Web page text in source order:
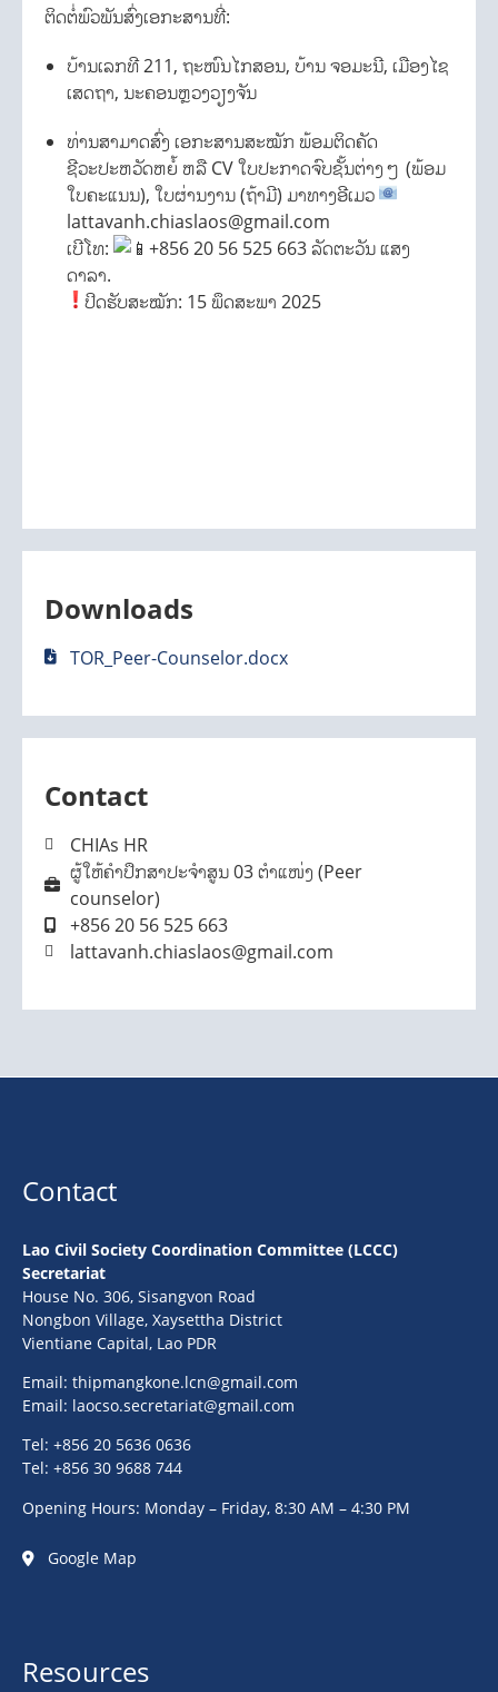
ຕິດຕໍ່ພົວພັນສົ່ງເອກະສານທີ່:
ບ້ານເລກທີ 211, ຖະໜົນໄກສອນ, ບ້ານ ຈອມະນີ, ເມືອງໄຊ
ເສດຖາ, ນະຄອນຫຼວງວຽງຈັນ
ທ່ານສາມາດສົ່ງ ເອກະສານສະໝັກ ພ້ອມຕິດຄັດ
ຊີວະປະຫວັດຫຍໍ້ ຫລື CV ໃບປະກາດຈົບຊັ້ນຕ່າງໆ (ພ້ອມ
ໃບຄະແນນ), ໃບຜ່ານງານ (ຖ້າມີ) ມາທາງອີເມວ
lattavanh.chiaslaos@gmail.com
ເບີໂທ:
+856 20 56 525 663 ລັດຕະວັນ ແສງ
ດາລາ.
ປິດຮັບສະໝັກ: 15 ພຶດສະພາ 2025
Downloads
TOR_Peer-Counselor.docx
Contact
CHIAs HR
ຜູ້ໃຫ້ຄໍາປຶກສາປະຈໍາສູນ 03 ຕໍາແໜ່ງ (Peer
counselor)
+856 20 56 525 663
lattavanh.chiaslaos@gmail.com
Contact
Lao Civil Society Coordination Committee (LCCC)
Secretariat
House No. 306, Sisangvon Road
Nongbon Village, Xaysettha District
Vientiane Capital, Lao PDR
Email: thipmangkone.lcn@gmail.com
Email: laocso.secretariat@gmail.com
Tel: +856 20 5636 0636
Tel: +856 30 9688 744
Opening Hours: Monday – Friday, 8:30 AM – 4:30 PM
Google Map
Resources